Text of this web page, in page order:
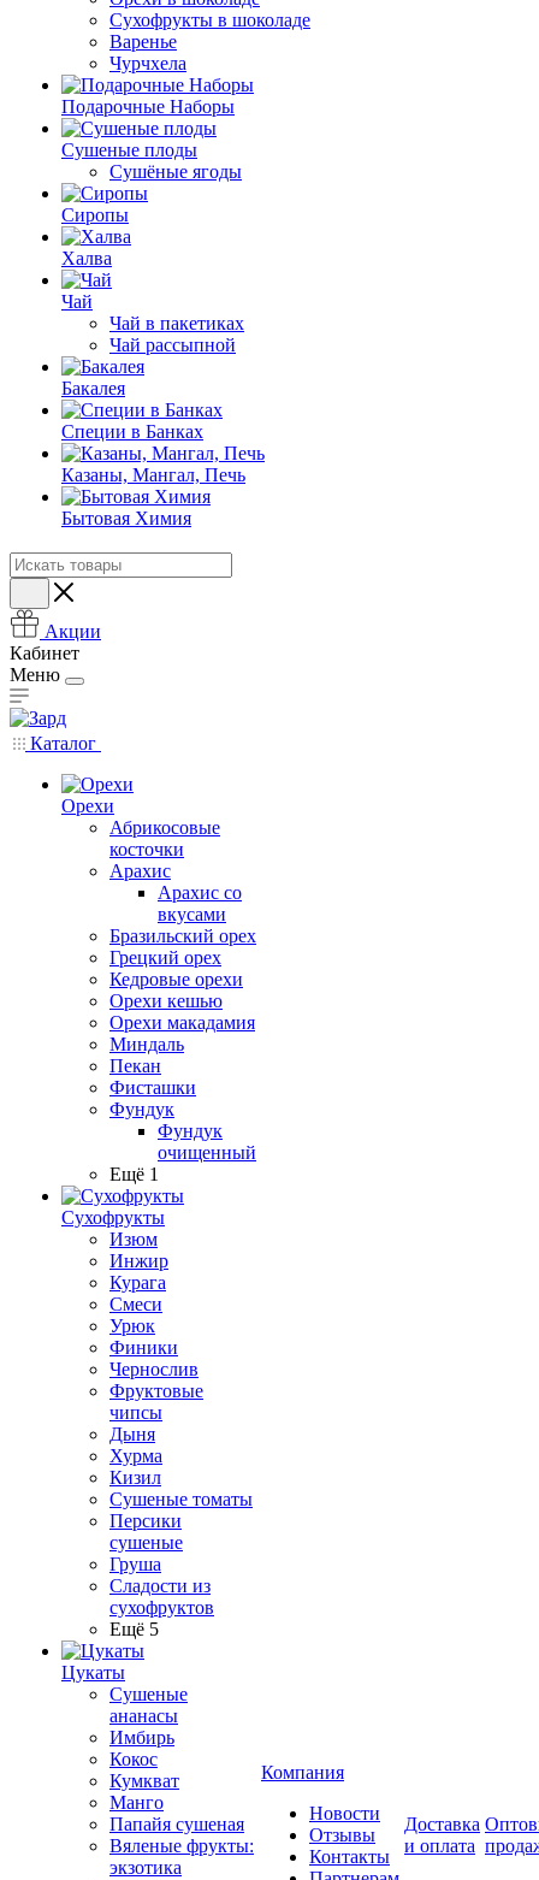
Сухофрукты в шоколаде
Варенье
Чурчхела
Подарочные Наборы
Cушеные плоды
Сушёные ягоды
Сиропы
Халва
Чай
Чай в пакетиках
Чай рассыпной
Бакалея
Специи в Банках
Казаны, Мангал, Печь
Бытовая Химия
Акции
Кабинет
Меню
Каталог
Орехи
Абрикосовые
косточки
Арахис
Арахис со
вкусами
Бразильский орех
Грецкий орех
Кедровые орехи
Орехи кешью
Орехи макадамия
Миндаль
Пекан
Фисташки
Фундук
Фундук
очищенный
Ещё 1
Сухофрукты
Изюм
Инжир
Курага
Смеси
Урюк
Финики
Чернослив
Фруктовые
чипсы
Дыня
Хурма
Кизил
Сушеные томаты
Персики
сушеные
Груша
Сладости из
сухофруктов
Ещё 5
Цукаты
Cушеные
ананасы
Имбирь
Кокос
Кумкват
Манго
Папайя сушеная
Вяленые фрукты:
экзотика
Компания
Новости
Отзывы
Контакты
Доставка
и оплата